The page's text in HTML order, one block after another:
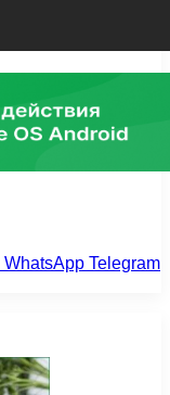
WhatsApp Telegram